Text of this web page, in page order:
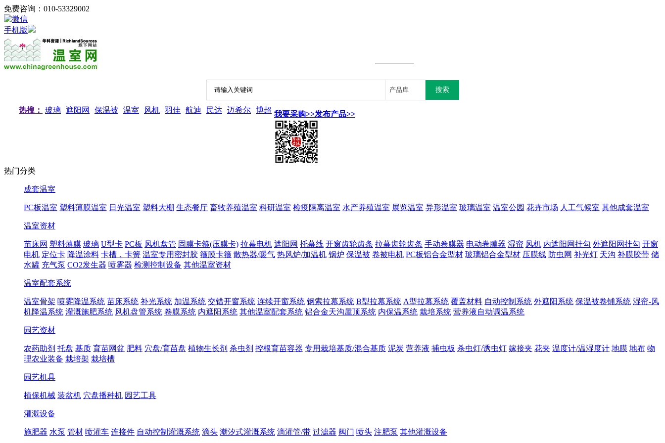
免费咨询：010-53329002
手机版
热搜： 玻璃 遮阳网 保温被 温室 风机 羽佳 航迪 民达 迈希尔 博超 我要采购>>发布产品>>
热门分类
成套温室
PC板温室 塑料薄膜温室 日光温室 塑料大棚 生态餐厅 畜牧养殖温室 科研温室 检疫隔离温室 水产养殖温室 展览温室 异形温室 玻璃温室 温室公园 花卉市场 人工气候室 其他成套温室
温室资材
苗床网 塑料薄膜 玻璃 U型卡 PC板 风机盘管 固膜卡箍(压膜卡) 拉幕电机 遮阳网 托幕线 开窗齿轮齿条 拉幕齿轮齿条 手动卷膜器 电动卷膜器 湿帘 风机 内遮阳网挂勾 外遮阳网挂勾 开窗
电机 定位卡 降温涂料 卡槽，卡簧 温室专用密封胶 箍膜卡箍 散热器/暖气 热风炉/加温机 锅炉 保温被 卷被电机 PC板铝合金型材 玻璃铝合金型材 压膜线 防虫网 补光灯 天沟 补膜胶带 储
水罐 充气泵 CO2发生器 喷雾器 检测控制设备 其他温室资材
温室配套系统
温室骨架 喷雾降温系统 苗床系统 补光系统 加温系统 交错开窗系统 连续开窗系统 钢索拉幕系统 B型拉幕系统 A型拉幕系统 覆盖材料 自动控制系统 外遮阳系统 保温被卷铺系统 湿帘-风
机降温系统 灌溉施肥系统 风机盘管系统 卷膜系统 内遮阳系统 其他温室配套系统 铝合金天沟屋顶系统 内保温系统 栽培系统 营养液自动调温系统
园艺资材
农药助剂 托盘 基质 育苗网盆 肥料 穴盘/育苗盘 植物生长剂 杀虫剂 控根育苗容器 专用栽培基质/混合基质 泥炭 营养液 捕虫板 杀虫灯/诱虫灯 嫁接夹 花夹 温度计/温湿度计 地膜 地布 物
理农业装备 栽培架 栽培槽
园艺机具
植保机械 装盆机 穴盘播种机 园艺工具
灌溉设备
施肥器 水泵 管材 喷灌车 连接件 自动控制灌溉系统 滴头 潮汐式灌溉系统 滴灌管/带 过滤器 阀门 喷头 注肥泵 其他灌溉设备